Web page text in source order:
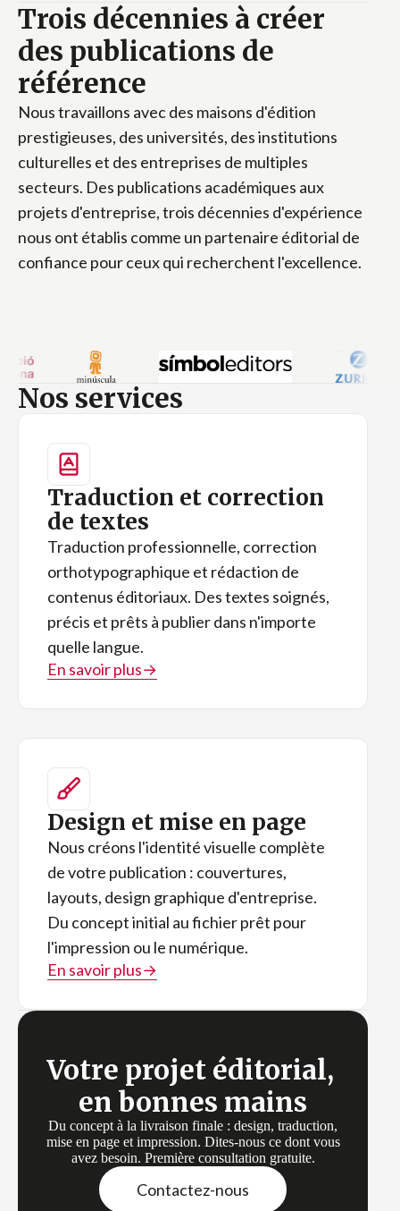
Trois décennies à créer
des publications de
référence
Nous travaillons avec des maisons d'édition
prestigieuses, des universités, des institutions
culturelles et des entreprises de multiples
secteurs. Des publications académiques aux
projets d'entreprise, trois décennies d'expérience
nous ont établis comme un partenaire éditorial de
confiance pour ceux qui recherchent l'excellence.
Nos services
Traduction et correction
de textes
Traduction professionnelle, correction
orthotypographique et rédaction de
contenus éditoriaux. Des textes soignés,
précis et prêts à publier dans n'importe
quelle langue.
En savoir plus→
Design et mise en page
Nous créons l'identité visuelle complète
de votre publication : couvertures,
layouts, design graphique d'entreprise.
Du concept initial au fichier prêt pour
l'impression ou le numérique.
En savoir plus→
Votre projet éditorial,
en bonnes mains
Du concept à la livraison finale : design, traduction,
mise en page et impression. Dites-nous ce dont vous
avez besoin. Première consultation gratuite.
Contactez-nous